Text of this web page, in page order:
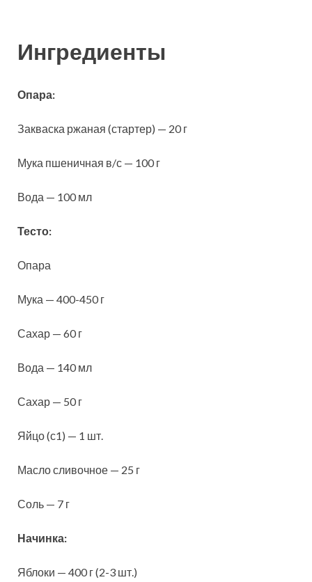
Ингредиенты
Опара:
Закваска ржаная (стартер) — 20 г
Мука пшеничная в/с — 100 г
Вода — 100 мл
Тесто:
Опара
Мука — 400-450 г
Сахар — 60 г
Вода — 140 мл
Сахар — 50 г
Яйцо (с1) — 1 шт.
Масло сливочное — 25 г
Соль — 7 г
Начинка:
Яблоки — 400 г (2-3 шт.)